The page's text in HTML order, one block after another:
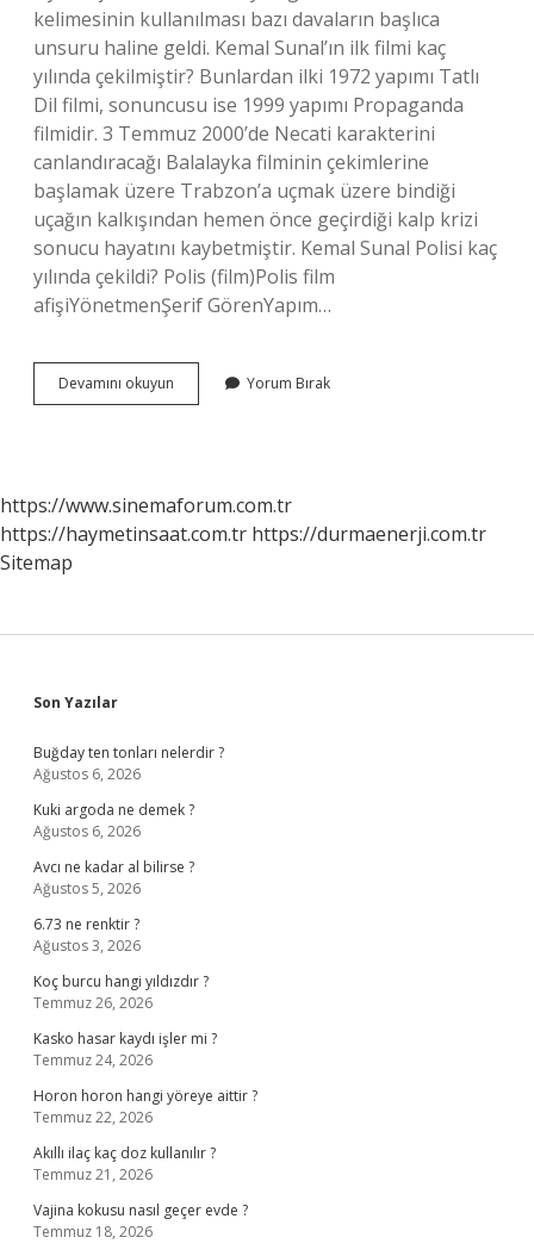
kelimesinin kullanılması bazı davaların başlıca
unsuru haline geldi. Kemal Sunal’ın ilk filmi kaç
yılında çekilmiştir? Bunlardan ilki 1972 yapımı Tatlı
Dil filmi, sonuncusu ise 1999 yapımı Propaganda
filmidir. 3 Temmuz 2000’de Necati karakterini
canlandıracağı Balalayka filminin çekimlerine
başlamak üzere Trabzon’a uçmak üzere bindiği
uçağın kalkışından hemen önce geçirdiği kalp krizi
sonucu hayatını kaybetmiştir. Kemal Sunal Polisi kaç
yılında çekildi? Polis (film)Polis film
afişiYönetmenŞerif GörenYapım…
Devamını okuyun
Şaban
Yorum Bırak
https://www.sinemaforum.com.tr
https://haymetinsaat.com.tr https://durmaenerji.com.tr
Sitemap
Sidebar
Son Yazılar
Buğday ten tonları nelerdir ?
Ağustos 6, 2026
Kuki argoda ne demek ?
Ağustos 6, 2026
Avcı ne kadar al bilirse ?
Ağustos 5, 2026
6.73 ne renktir ?
Ağustos 3, 2026
Koç burcu hangi yıldızdır ?
Temmuz 26, 2026
Kasko hasar kaydı işler mi ?
Temmuz 24, 2026
Horon horon hangi yöreye aittir ?
Temmuz 22, 2026
Akıllı ilaç kaç doz kullanılır ?
Temmuz 21, 2026
Vajina kokusu nasıl geçer evde ?
Temmuz 18, 2026